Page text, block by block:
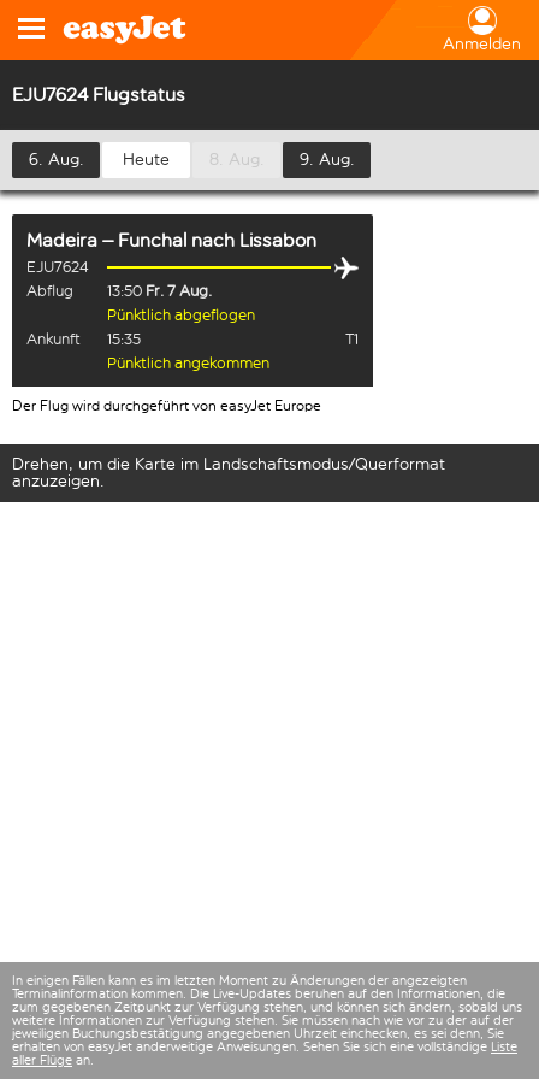
Anmelden
EJU7624 Flugstatus
6. Aug. Heute 8. Aug. 9. Aug.
Madeira – Funchal nach Lissabon
EJU7624
Abflug
13:50 Fr. 7 Aug.
Pünktlich abgeflogen
Ankunft
15:35
T1
Pünktlich angekommen
Der Flug wird durchgeführt von easyJet Europe
Drehen, um die Karte im Landschaftsmodus/Querformat
anzuzeigen.
In einigen Fällen kann es im letzten Moment zu Änderungen der angezeigten
Terminalinformation kommen. Die Live-Updates beruhen auf den Informationen, die
zum gegebenen Zeitpunkt zur Verfügung stehen, und können sich ändern, sobald uns
weitere Informationen zur Verfügung stehen. Sie müssen nach wie vor zu der auf der
jeweiligen Buchungsbestätigung angegebenen Uhrzeit einchecken, es sei denn, Sie
erhalten von easyJet anderweitige Anweisungen. Sehen Sie sich eine vollständige Liste
aller Flüge an.